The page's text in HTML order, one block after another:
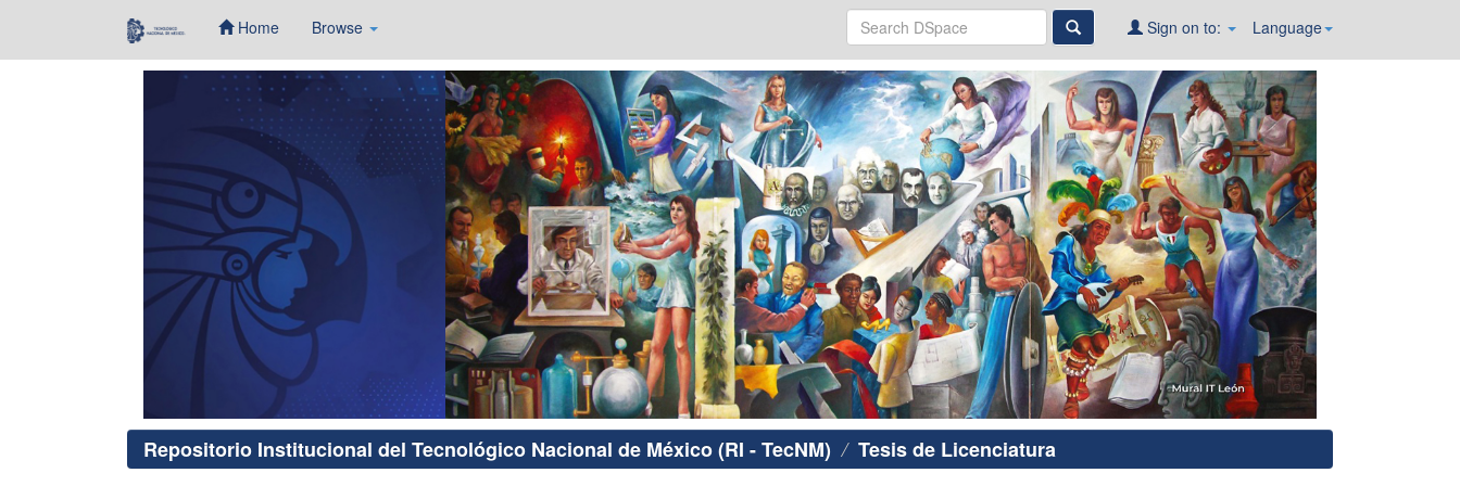
Home Browse Language
Sign on to:
Repositorio Institucional del Tecnológico Nacional de México (RI - TecNM) Tesis de Licenciatura